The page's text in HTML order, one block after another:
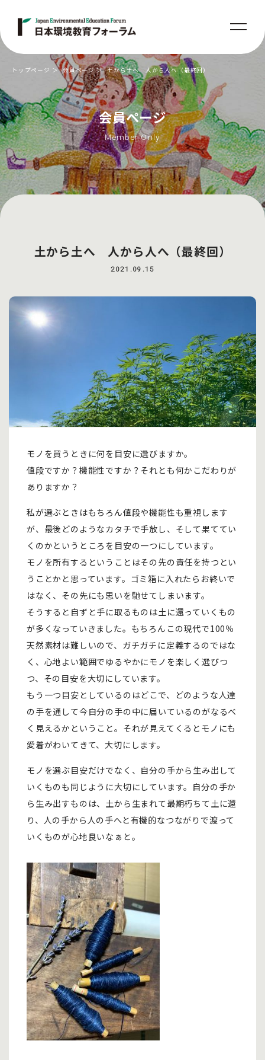
会員ページ
Member Only
トップページ 会員ページ 土から土へ 人から人へ（最終回）
土から土へ 人から人へ（最終回）
2021.09.15
モノを買うときに何を目安に選びますか。
値段ですか？機能性ですか？それとも何かこだわりが
ありますか？
私が選ぶときはもちろん値段や機能性も重視します
が、最後どのようなカタチで手放し、そして果ててい
くのかというところを目安の一つにしています。
モノを所有するということはその先の責任を持つとい
うことかと思っています。ゴミ箱に入れたらお終いで
はなく、その先にも思いを馳せてしまいます。
そうすると自ずと手に取るものは土に還っていくもの
が多くなっていきました。もちろんこの現代で100％
天然素材は難しいので、ガチガチに定義するのではな
く、心地よい範囲でゆるやかにモノを楽しく選びつ
つ、その目安を大切にしています。
もう一つ目安としているのはどこで、どのような人達
の手を通して今自分の手の中に届いているのがなるべ
く見えるかということ。それが見えてくるとモノにも
愛着がわいてきて、大切にします。
モノを選ぶ目安だけでなく、自分の手から生み出して
いくものも同じように大切にしています。自分の手か
ら生み出すものは、土から生まれて最期朽ちて土に還
り、人の手から人の手へと有機的なつながりで渡って
いくものが心地良いなぁと。